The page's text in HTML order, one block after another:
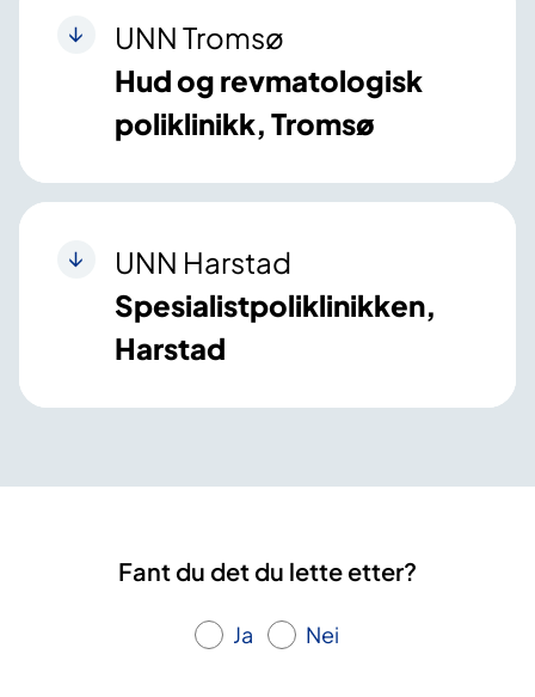
UNN Tromsø
Hud og revmatologisk
poliklinikk, Tromsø
UNN Harstad
Spesialistpoliklinikken,
Harstad
Fant du det du lette etter?
Ja Nei